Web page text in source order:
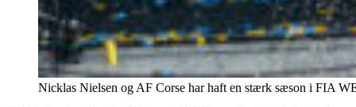
Nicklas Nielsen og AF Corse har haft en stærk sæson i FIA